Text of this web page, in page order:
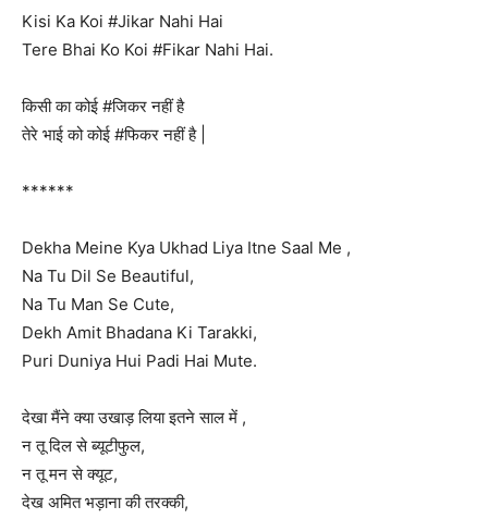
Kisi Ka Koi #Jikar Nahi Hai
Tere Bhai Ko Koi #Fikar Nahi Hai.
किसी का कोई #जिकर नहीं है
तेरे भाई को कोई #फिकर नहीं है |
******
Dekha Meine Kya Ukhad Liya Itne Saal Me ,
Na Tu Dil Se Beautiful,
Na Tu Man Se Cute,
Dekh Amit Bhadana Ki Tarakki,
Puri Duniya Hui Padi Hai Mute.
देखा मैंने क्या उखाड़ लिया इतने साल में ,
न तू दिल से ब्यूटीफुल,
न तू मन से क्यूट,
देख अमित भड़ाना की तरक्की,